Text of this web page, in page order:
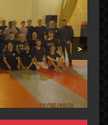
>